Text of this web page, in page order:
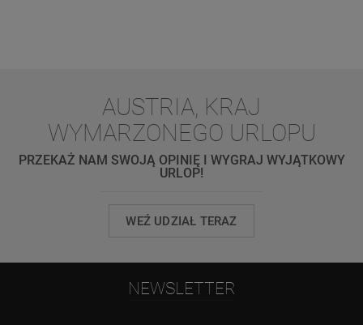
AUSTRIA, KRAJ
WYMARZONEGO URLOPU
PRZEKAŻ NAM SWOJĄ OPINIĘ I WYGRAJ WYJĄTKOWY
URLOP!
WEŹ UDZIAŁ TERAZ
NEWSLETTER